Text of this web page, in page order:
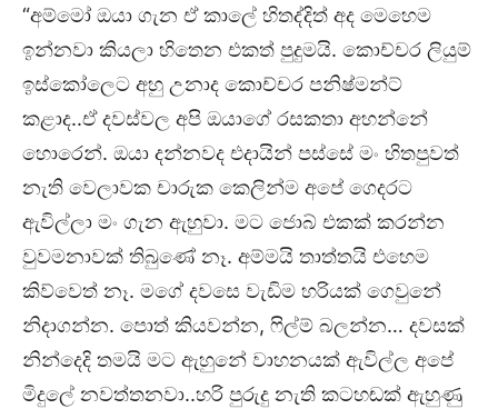
“අම්මෝ ඔයා ගැන ඒ කාලේ හිතද්දිත් අද මෙහෙම
ඉන්නවා කියලා හිතෙන එකත් පුදුමයි. කොච්චර ලියුම්
ඉස්කෝලෙට අහු උනාද කොච්චර පනිෂ්මන්ට්
කළාද..ඒ දවස්වල අපි ඔයාගේ රසකතා අහන්නේ
හොරෙන්. ඔයා දන්නවද එදායින් පස්සේ මං හිතපුවත්
නැති වෙලාවක චාරුක කෙලින්ම අපේ ගෙදරට
ඇවිල්ලා මං ගැන ඇහුවා. මට ජොබ් එකක් කරන්න
වුවමනාවක් තිබුණේ නෑ. අම්මයි තාත්තයි එහෙම
කිව්වෙත් නෑ. මගේ දවසෙ වැඩිම හරියක් ගෙවුනේ
නිදාගන්න. පොත් කියවන්න, ෆිල්ම් බලන්න… දවසක්
නින්දෙදි තමයි මට ඇහුනේ වාහනයක් ඇවිල්ල අපේ
මිදුලේ නවත්තනවා..හරි පුරුදු නැති කටහඬක් ඇහුණු